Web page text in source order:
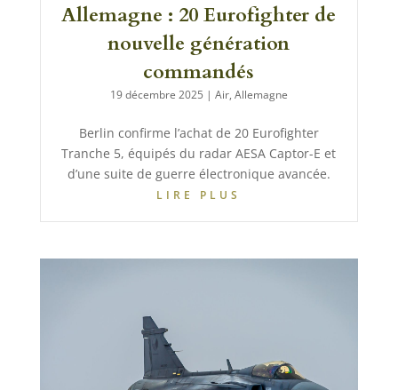
Allemagne : 20 Eurofighter de
nouvelle génération
commandés
19 décembre 2025 | Air, Allemagne
Berlin confirme l’achat de 20 Eurofighter
Tranche 5, équipés du radar AESA Captor-E et
d’une suite de guerre électronique avancée.
LIRE PLUS